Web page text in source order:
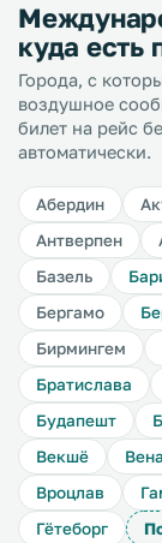
куда есть
Города, с
воздушное
билет на рейс
автоматически.
Абердин
Антверпен
Базель
Бергамо
Бирмингем
Братислава
Будапешт
Векшё
Вена
Вроцлав
Гётеборг